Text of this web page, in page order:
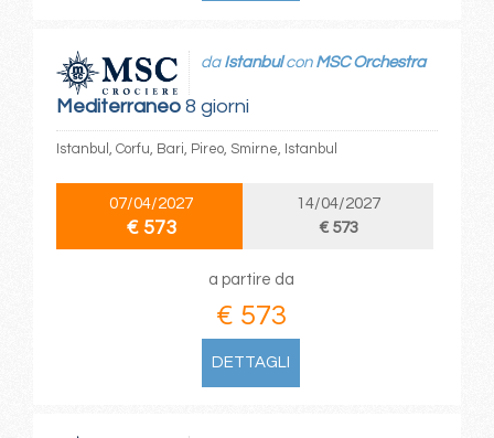
Mediterraneo8 giorni
da Istanbulcon MSC Orchestra
Istanbul, Corfu, Bari, Pireo, Smirne, Istanbul
07/04/2027
€ 573
14/04/2027
€ 573
a partire da
€ 573
DETTAGLI